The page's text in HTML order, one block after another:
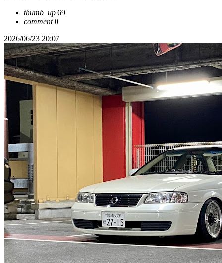
thumb_up 69
comment0
2026/06/23 20:07